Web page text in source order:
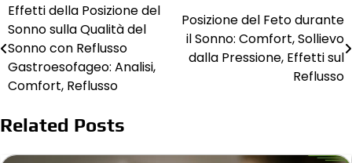
Post
navigation
Effetti della Posizione del
Sonno sulla Qualità del
Sonno con Reflusso
Gastroesofageo: Analisi,
Comfort, Reflusso
Posizione del Feto durante
il Sonno: Comfort, Sollievo
dalla Pressione, Effetti sul
Reflusso
Related Posts